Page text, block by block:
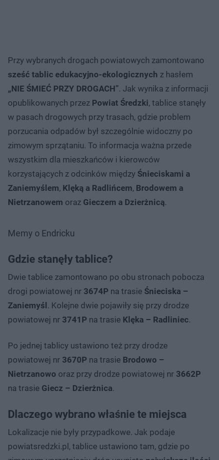
Przy wybranych drogach powiatowych zamontowano
sześć tablic edukacyjno-ekologicznych z hasłem
„NIE ŚMIEĆ PRZY DROGACH”. Jak wynika z informacji
opublikowanych przez Powiat Średzki, tablice stanęły
w pasach drogowych przy trasach, gdzie problem
porzucania odpadów był szczególnie widoczny po
zimowym sprzątaniu. To informacja ważna przede
wszystkim dla mieszkańców i kierowców
korzystających z odcinków między Śnieciskami a
Zaniemyślem, Klęką a Radlińcem, Brodowem a
Nietrzanowem oraz Gieczem a Dzierżnicą.
Memy o Endricku
Gdzie stanęły tablice?
Dwie tablice zamontowano po obu stronach pobocza
drogi powiatowej nr 3674P na trasie Śnieciska –
Zaniemyśl. Kolejne dwie pojawiły się przy drodze
powiatowej nr 3741P na trasie Klęka – Radliniec.
Po jednej tablicy ustawiono też przy drodze
powiatowej nr 3670P na trasie Brodowo –
Nietrzanowo oraz przy drodze powiatowej nr 3662P
na trasie Giecz – Dzierżnica.
Dlaczego wybrano właśnie te miejsca
Lokalizacje nie były przypadkowe. Jak podaje
powiatsredzki.pl, tablice ustawiono tam, gdzie po